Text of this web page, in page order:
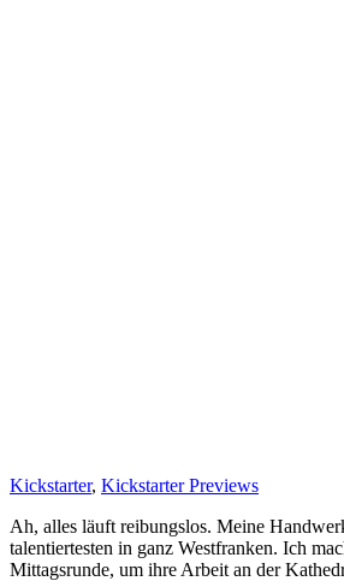
Kickstarter, Kickstarter Previews
Ah, alles läuft reibungslos. Meine
talentiertesten in ganz Westfranken. Ich
Mittagsrunde, um ihre Arbeit an der